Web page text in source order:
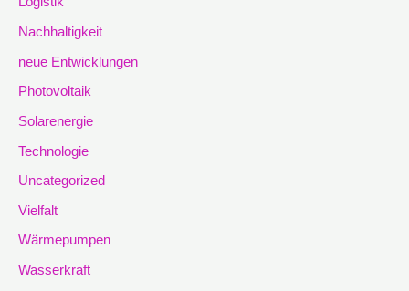
Nachhaltigkeit
neue Entwicklungen
Photovoltaik
Solarenergie
Technologie
Uncategorized
Vielfalt
Wärmepumpen
Wasserkraft